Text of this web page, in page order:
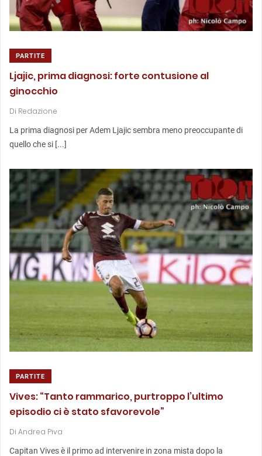
PARTITE
Ljajic, prima diagnosi: forte contusione al
ginocchio
Di Redazione
La prima diagnosi per Adem Ljajic sembra meno preoccupante di
quello che si [...]
PARTITE
Vives: “Tanto rammarico, purtroppo l’ultimo
episodio ci è stato sfavorevole”
Di Andrea Piva
Capitan Vives è il primo ad intervenire in zona mista dopo la